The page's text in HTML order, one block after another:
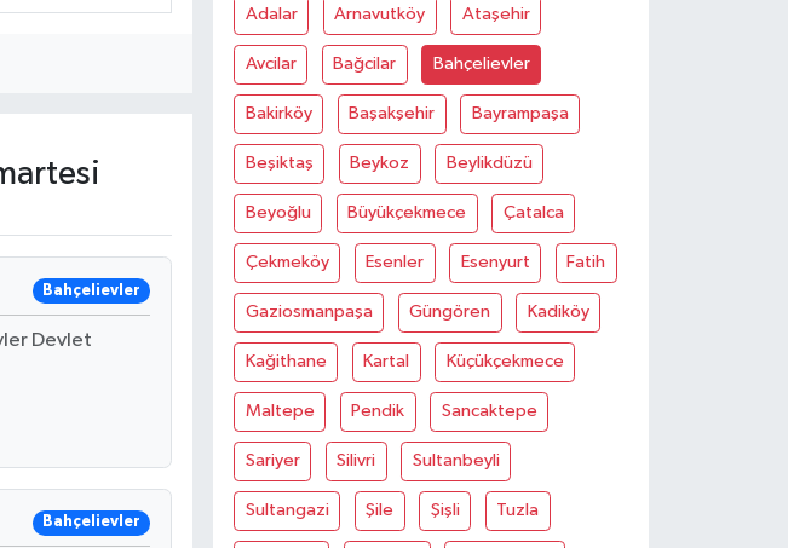
Bahçelievler
Devlet
Bahçelievler
Adalar Arnavutköy Ataşehir
Avcilar Bağcilar Bahçelievler
Bakirköy Başakşehir Bayrampaşa
Beşiktaş Beykoz Beylikdüzü
Beyoğlu Büyükçekmece Çatalca
Çekmeköy Esenler Esenyurt Fatih
Gaziosmanpaşa Güngören Kadiköy
Kağithane Kartal Küçükçekmece
Maltepe Pendik Sancaktepe
Sariyer Silivri Sultanbeyli
Sultangazi Şile Şişli Tuzla